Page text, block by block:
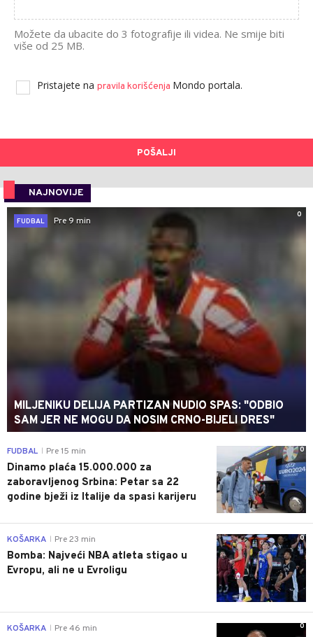
Možete da ubacite do 3 fotografije ili videa. Ne smije biti
više od 25 MB.
Pristajete na pravila korišćenja Mondo portala.
POŠALJI
NAJNOVIJE
0
FUDBAL
Pre 9 min
MILJENIKU DELIJA PARTIZAN NUDIO SPAS: "ODBIO
SAM JER NE MOGU DA NOSIM CRNO-BIJELI DRES"
0
FUDBAL Pre 15 min
Dinamo plaća 15.000.000 za
zaboravljenog Srbina: Petar sa 22
godine bježi iz Italije da spasi karijeru
0
KOŠARKA Pre 23 min
Bomba: Najveći NBA atleta stigao u
Evropu, ali ne u Evroligu
0
KOŠARKA Pre 46 min